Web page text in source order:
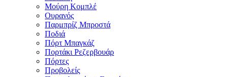
Μούρη Κομπλέ
Ουρανός
Παρμπρίζ Μπροστά
Ποδιά
Πόρτ Μπαγκάζ
Πορτάκι Ρεζερβουάρ
Πόρτες
Προβολείς